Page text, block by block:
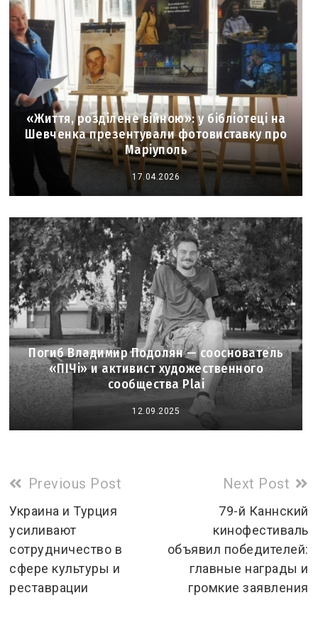
«Життя, розділене війною»: у бібліотеці на
Шевченка презентували фотовиставку про
Маріуполь
17.04.2026
Погиб Владимир Подолян — сооснователь
«ПІЧі» и активист художественного
сообщества Plai
12.09.2025
Read
more
articles
Previous Post
Украина и Турция
усиливают
сотрудничество в
сфере культуры и
реставрации
Next Post
79-й Каннский
кинофестиваль
объявил победителей:
главные награды и
громкие заявления